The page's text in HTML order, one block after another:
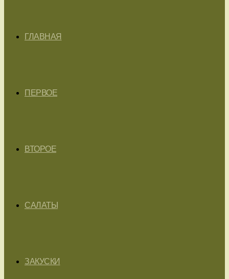
ГЛАВНАЯ
ПЕРВОЕ
ВТОРОЕ
САЛАТЫ
ЗАКУСКИ